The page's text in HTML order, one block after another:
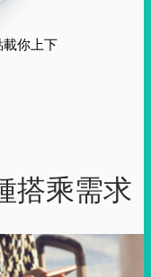
你上下
搭乘需求